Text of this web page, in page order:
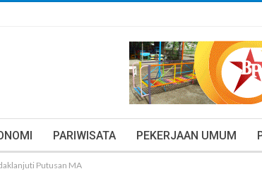
PARIWISATA PEKERJAAN UMUM
Putusan MA